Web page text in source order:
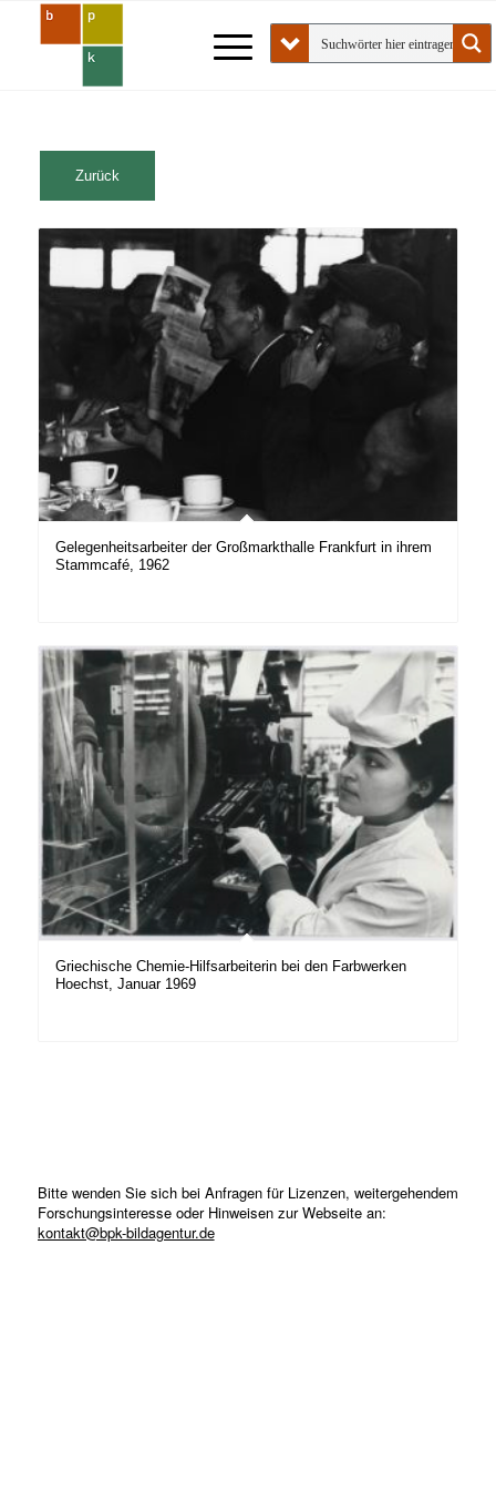
Gelegenheitsarbeiter der Großmarkthalle Frankfurt in ihrem
Stammcafé, 1962
Griechische Chemie-Hilfsarbeiterin bei den Farbwerken
Hoechst, Januar 1969
Bitte wenden Sie sich bei Anfragen für Lizenzen, weitergehendem
Forschungsinteresse oder Hinweisen zur Webseite an:
kontakt@bpk-bildagentur.de